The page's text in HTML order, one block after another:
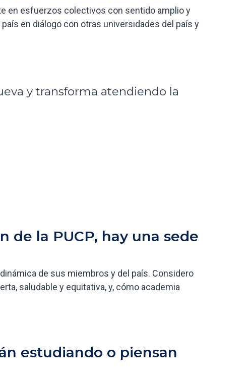
en esfuerzos colectivos con sentido amplio y
en diálogo con otras universidades del país y
y transforma atendiendo la
de la PUCP, hay una sede
de sus miembros y del país. Considero
saludable y equitativa, y, cómo academia
estudiando o piensan